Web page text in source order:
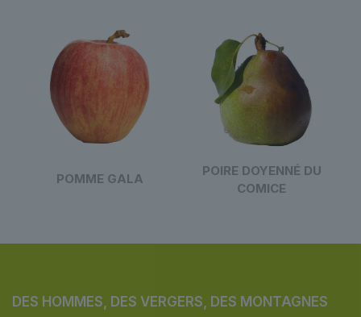
POMME GALA
POIRE DOYENNÉ DU
COMICE
DES HOMMES, DES VERGERS, DES MONTAGNES